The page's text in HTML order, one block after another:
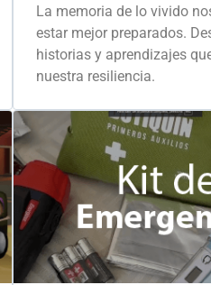
La memoria de lo vivido
estar mejor preparados.
historias y aprendizajes
nuestra resiliencia.